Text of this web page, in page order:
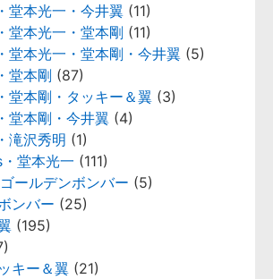
堂本光一・今井翼 (11)
堂本光一・堂本剛 (11)
堂本光一・堂本剛・今井翼 (5)
堂本剛 (87)
堂本剛・タッキー＆翼 (3)
堂本剛・今井翼 (4)
滝沢秀明 (1)
堂本光一 (111)
ールデンボンバー (5)
ンバー (25)
(195)
キー＆翼 (21)